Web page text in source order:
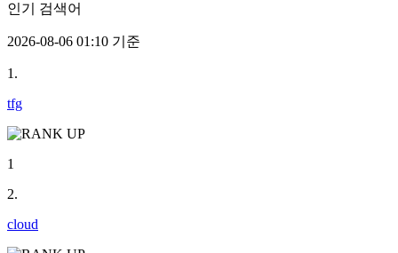
인기 검색어
2026-08-06 01:10 기준
1.
tfg
1
2.
cloud